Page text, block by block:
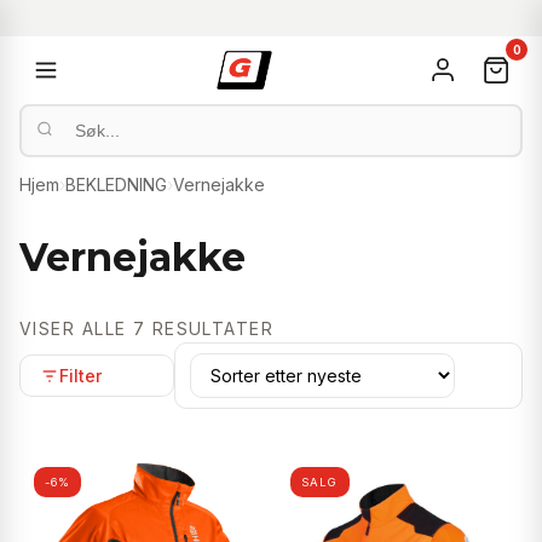
0
Hjem›BEKLEDNING›Vernejakke
Vernejakke
Filter
VISER ALLE 7 RESULTATER
ETTER
NYESTE
-6% SALG